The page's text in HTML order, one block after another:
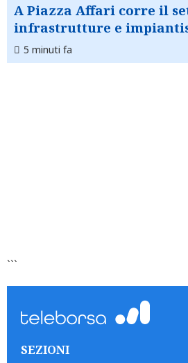
A Piazza Affari corre il
infrastrutture e
5 minuti fa
```
SEZIONI